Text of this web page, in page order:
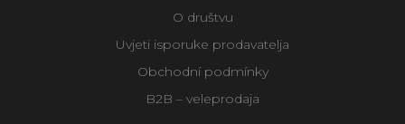
O društvu
Uvjeti isporuke prodavatelja
Obchodní podmínky
B2B – veleprodaja